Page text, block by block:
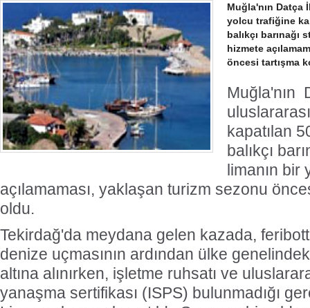
Muğla'nın Datça
yolcu trafiğine
balıkçı barınağı
hizmete
öncesi tartışma
Muğla'nın
kapatılan
balıkçı
limanın bir
açılamaması, yaklaşan turizm sezonu
oldu.
Tekirdağ'da meydana gelen kazada,
denize uçmasının ardından ülke
altına alınırken, işletme ruhsatı ve
yanaşma sertifikası (ISPS) bulunmadığı